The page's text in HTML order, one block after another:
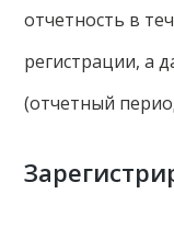
отчетность в
регистрации, а
(отчетный